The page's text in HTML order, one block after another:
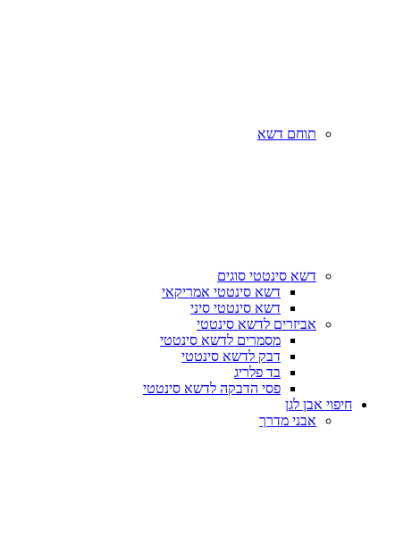
תוחם דשא
דשא סינטטי סוגים
דשא סינטטי אמריקאי
דשא סינטטי סיני
אביזרים לדשא סינטטי
מסמרים לדשא סינטטי
דבק לדשא סינטטי
בד פלריג
פסי הדבקה לדשא סינטטי
חיפוי אבן לגן
אבני מדרך